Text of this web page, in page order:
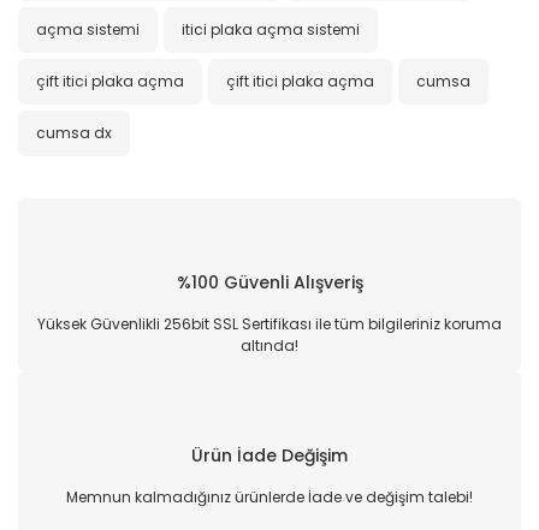
açma sistemi itici plaka açma sistemi
çift itici plaka açma çift itici plaka açma cumsa
cumsa dx
%100 Güvenli Alışveriş
Yüksek Güvenlikli 256bit SSL Sertifikası ile tüm bilgileriniz koruma
altında!
Ürün İade Değişim
Memnun kalmadığınız ürünlerde İade ve değişim talebi!